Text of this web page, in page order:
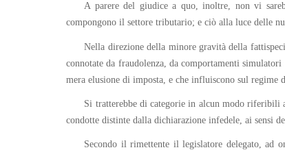
A parere del giudice a quo, inoltre, non vi
compongono il settore tributario; e ciò alla luce delle
Nella direzione della minore gravità della
connotate da fraudolenza, da comportamenti
mera elusione di imposta, e che influiscono sul regime
Si tratterebbe di categorie in alcun modo riferibili
condotte distinte dalla dichiarazione infedele, ai sensi
Secondo il rimettente il legislatore delegato, ad